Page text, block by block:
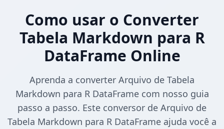
Como usar o Converter
Tabela Markdown para R
DataFrame Online
Aprenda a converter Arquivo de Tabela
Markdown para R DataFrame com nosso guia
passo a passo. Este conversor de Arquivo de
Tabela Markdown para R DataFrame ajuda você a